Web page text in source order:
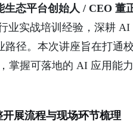
态平台创始人 / CEO 董
业实战培训经验，深耕
路径。本次讲座旨在打通
掌握可落地的 AI 应用能
展流程与现场环节梳理